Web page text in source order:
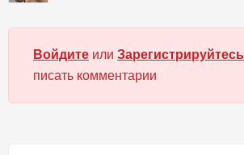
Войдите или Зарегистрируйтесь
писать комментарии